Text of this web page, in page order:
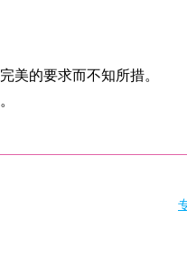
美的要求而不知所措。